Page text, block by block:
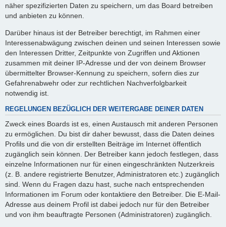
näher spezifizierten Daten zu speichern, um das Board betreiben
und anbieten zu können.
Darüber hinaus ist der Betreiber berechtigt, im Rahmen einer
Interessenabwägung zwischen deinen und seinen Interessen sowie
den Interessen Dritter, Zeitpunkte von Zugriffen und Aktionen
zusammen mit deiner IP-Adresse und der von deinem Browser
übermittelter Browser-Kennung zu speichern, sofern dies zur
Gefahrenabwehr oder zur rechtlichen Nachverfolgbarkeit
notwendig ist.
REGELUNGEN BEZÜGLICH DER WEITERGABE DEINER DATEN
Zweck eines Boards ist es, einen Austausch mit anderen Personen
zu ermöglichen. Du bist dir daher bewusst, dass die Daten deines
Profils und die von dir erstellten Beiträge im Internet öffentlich
zugänglich sein können. Der Betreiber kann jedoch festlegen, dass
einzelne Informationen nur für einen eingeschränkten Nutzerkreis
(z. B. andere registrierte Benutzer, Administratoren etc.) zugänglich
sind. Wenn du Fragen dazu hast, suche nach entsprechenden
Informationen im Forum oder kontaktiere den Betreiber. Die E-Mail-
Adresse aus deinem Profil ist dabei jedoch nur für den Betreiber
und von ihm beauftragte Personen (Administratoren) zugänglich.